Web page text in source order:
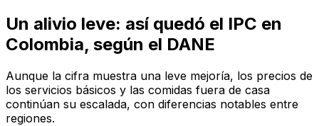
Un alivio leve: así quedó el IPC en
Colombia, según el DANE
Aunque la cifra muestra una leve mejoría, los precios de
los servicios básicos y las comidas fuera de casa
continúan su escalada, con diferencias notables entre
regiones.